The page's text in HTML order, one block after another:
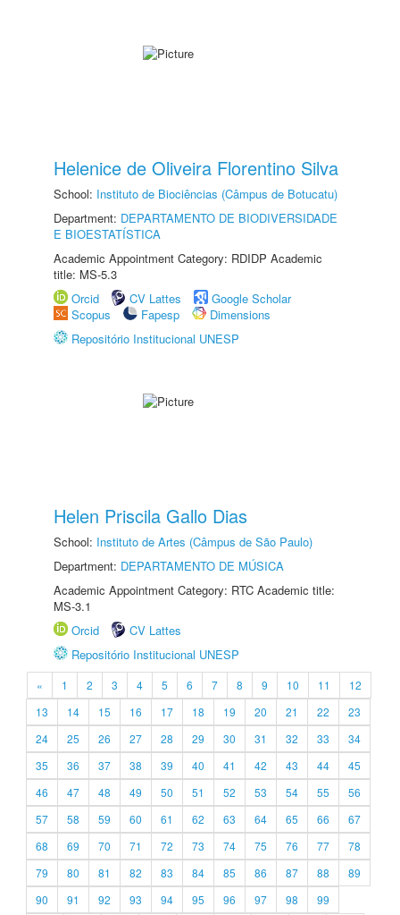
Helenice de Oliveira Florentino Silva
School: Instituto de Biociências (Câmpus de Botucatu)
Department: DEPARTAMENTO DE BIODIVERSIDADE
E BIOESTATÍSTICA
Academic Appointment Category: RDIDP Academic
title: MS-5.3
Orcid
CV Lattes
Google Scholar
Scopus
Fapesp
Dimensions
Repositório Institucional UNESP
Helen Priscila Gallo Dias
School: Instituto de Artes (Câmpus de São Paulo)
Department: DEPARTAMENTO DE MÚSICA
Academic Appointment Category: RTC Academic title:
MS-3.1
Orcid
CV Lattes
Repositório Institucional UNESP
« 1 2 3 4 5 6 7 8 9 10 11
12
13
14 15 16 17 18 19 20 21 22
23
24
25 26 27 28 29 30 31 32 33
34
35
36 37 38 39 40 41 42 43 44
45
46
47 48 49 50 51 52 53 54 55
56
57
58 59 60 61 62 63 64 65 66
67
68
69 70 71 72 73 74 75 76 77
78
79
80 81 82 83 84 85 86 87 88
89
90
91 92 93 94 95 96 97 98
99